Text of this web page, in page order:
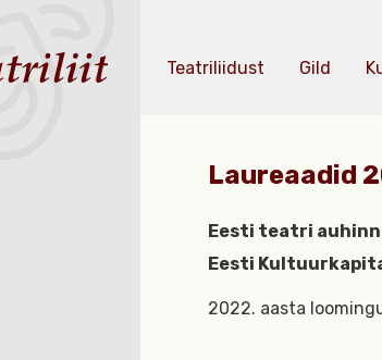
Teatriliidust Gild
Laureaadid
Eesti teatri
Eesti
2022. aasta